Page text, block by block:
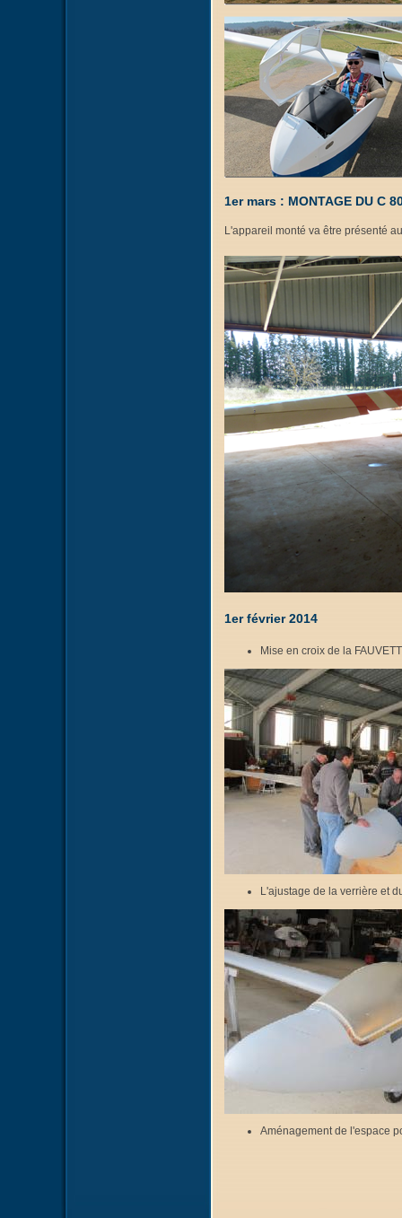
1er mars : MONTAGE DU C
L'appareil monté va être présenté
1er février 2014
Mise en croix de la
L'ajustage de la verrière et
Aménagement de l'espace